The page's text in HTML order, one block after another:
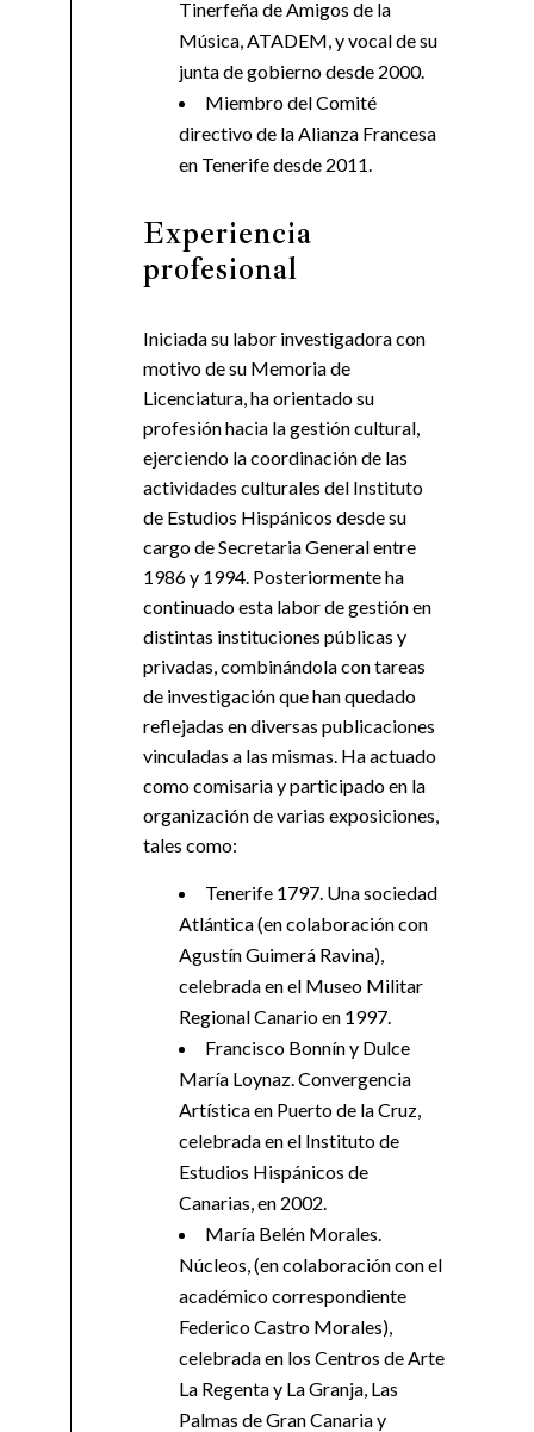
Tinerfeña de Amigos de la
Música, ATADEM, y vocal de su
junta de gobierno desde 2000.
Miembro del Comité
directivo de la Alianza Francesa
en Tenerife desde 2011.
Experiencia
profesional
Iniciada su labor investigadora con
motivo de su Memoria de
Licenciatura, ha orientado su
profesión hacia la gestión cultural,
ejerciendo la coordinación de las
actividades culturales del Instituto
de Estudios Hispánicos desde su
cargo de Secretaria General entre
1986 y 1994. Posteriormente ha
continuado esta labor de gestión en
distintas instituciones públicas y
privadas, combinándola con tareas
de investigación que han quedado
reflejadas en diversas publicaciones
vinculadas a las mismas. Ha actuado
como comisaria y participado en la
organización de varias exposiciones,
tales como:
Tenerife 1797. Una sociedad
Atlántica (en colaboración con
Agustín Guimerá Ravina),
celebrada en el Museo Militar
Regional Canario en 1997.
Francisco Bonnín y Dulce
María Loynaz. Convergencia
Artística en Puerto de la Cruz,
celebrada en el Instituto de
Estudios Hispánicos de
Canarias, en 2002.
María Belén Morales.
Núcleos, (en colaboración con el
académico correspondiente
Federico Castro Morales),
celebrada en los Centros de Arte
La Regenta y La Granja, Las
Palmas de Gran Canaria y